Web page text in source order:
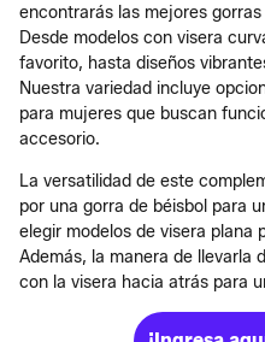
encontrarás las mejores
Desde modelos con visera
favorito, hasta diseños
Nuestra variedad incluye
para mujeres que buscan
accesorio.
La versatilidad de este
por una gorra de béisbol para
elegir modelos de visera plana
Además, la manera de llevarla
con la visera hacia atrás para